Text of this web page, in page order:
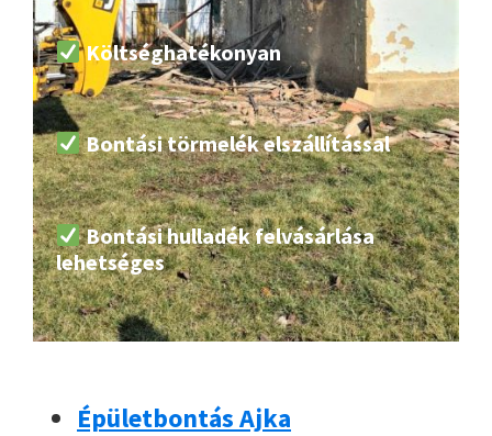
Költséghatékonyan
Bontási törmelék elszállítással
Bontási hulladék felvásárlása
lehetséges
Épületbontás Ajka